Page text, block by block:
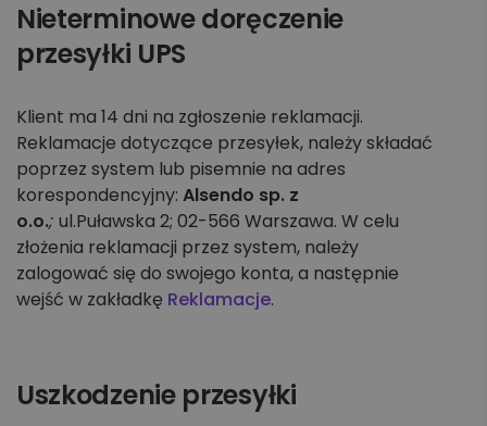
Nieterminowe doręczenie
przesyłki UPS
Klient ma 14 dni na zgłoszenie reklamacji.
Reklamacje dotyczące przesyłek, należy składać
poprzez system lub pisemnie na adres
korespondencyjny: Alsendo sp. z
o.o.; ul.Puławska 2; 02-566 Warszawa. W celu
złożenia reklamacji przez system, należy
zalogować się do swojego konta, a następnie
wejść w zakładkę Reklamacje.
Uszkodzenie przesyłki